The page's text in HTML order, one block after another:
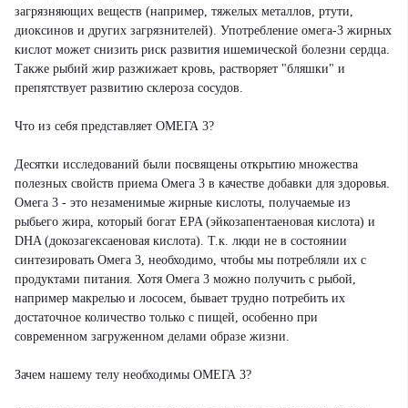
загрязняющих веществ (например, тяжелых металлов, ртути,
диоксинов и других загрязнителей). Употребление омега-3 жирных
кислот может снизить риск развития ишемической болезни сердца.
Также рыбий жир разжижает кровь, растворяет "бляшки" и
препятствует развитию склероза сосудов.
Что из себя представляет ОМЕГА 3?
Десятки исследований были посвящены открытию множества
полезных свойств приема Омега 3 в качестве добавки для здоровья.
Омега 3 - это незаменимые жирные кислоты, получаемые из
рыбьего жира, который богат EPA (эйкозапентаеновая кислота) и
DHA (докозагексаеновая кислота). Т.к. люди не в состоянии
синтезировать Омега 3, необходимо, чтобы мы потребляли их с
продуктами питания. Хотя Омега 3 можно получить с рыбой,
например макрелью и лососем, бывает трудно потребить их
достаточное количество только с пищей, особенно при
современном загруженном делами образе жизни.
Зачем нашему телу необходимы ОМЕГА 3?